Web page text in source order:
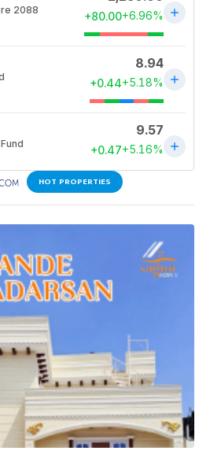
HOT PROPERTIES